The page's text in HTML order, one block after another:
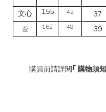
文心 155 42 37
萱 162 48 39
購買前請詳閱 ｢ 購物須知